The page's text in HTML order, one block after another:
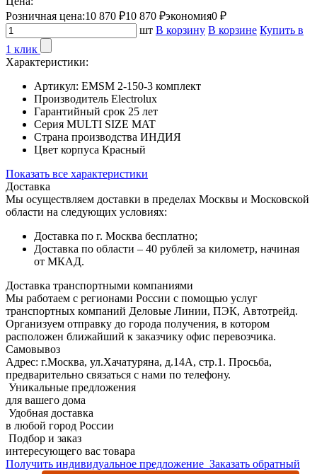
Розничная цена:10 870 ₽10 870 ₽экономия0 ₽
шт В корзину В корзине Купить в
1 клик
Характеристики:
Артикул: EMSM 2-150-3 комплект
Производитель Electrolux
Гарантийный срок 25 лет
Серия MULTI SIZE MAT
Страна производства ИНДИЯ
Цвет корпуса Красный
Показать все характеристики
Доставка
Мы осуществляем доставки в пределах Москвы и Московской
области на следующих условиях:
Доставка по г. Москва бесплатно;
Доставка по области – 40 рублей за километр, начиная
от МКАД.
Доставка транспортными компаниями
Мы работаем с регионами России с помощью услуг
транспортных компаний Деловые Линии, ПЭК, Автотрейд.
Организуем отправку до города получения, в котором
расположен ближайший к заказчику офис перевозчика.
Самовывоз
Адрес: г.Москва, ул.Хачатуряна, д.14А, стр.1. Просьба,
предварительно связаться с нами по телефону.
Уникальные предложения
для вашего дома
Удобная доставка
в любой город России
Подбор и заказ
интересующего вас товара
Получить индивидуальное предложение Заказать обратный